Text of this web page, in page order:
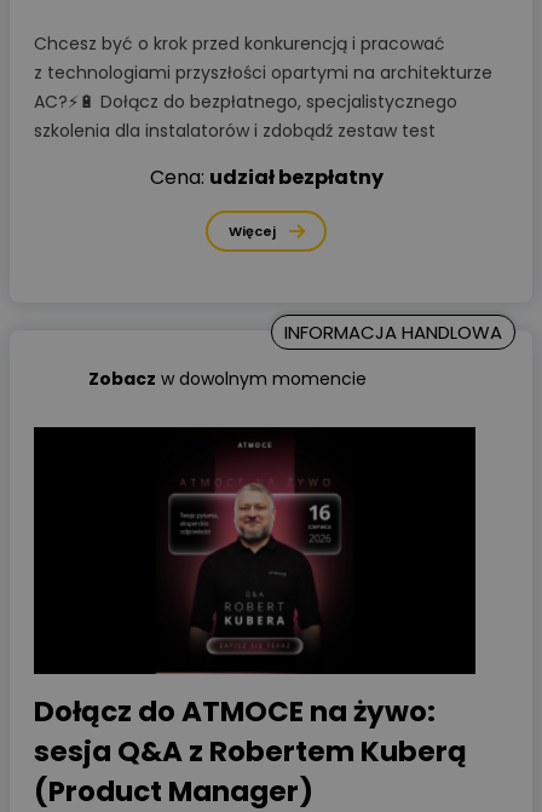
Chcesz być o krok przed konkurencją i pracować
z technologiami przyszłości opartymi na architekturze
AC?⚡🔋 Dołącz do bezpłatnego, specjalistycznego
szkolenia dla instalatorów i zdobądź zestaw test
Cena: udział bezpłatny
Więcej
INFORMACJA HANDLOWA
Zobacz w dowolnym momencie
Dołącz do ATMOCE na żywo:
sesja Q&A z Robertem Kuberą
(Product Manager)